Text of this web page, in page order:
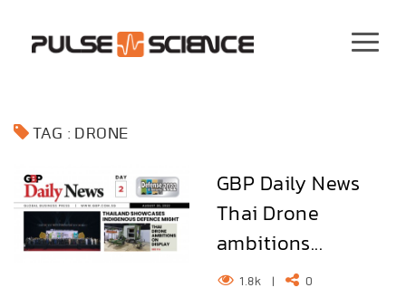
TAG : DRONE
GBP Daily News
Thai Drone
ambitions...
1.8k | 0